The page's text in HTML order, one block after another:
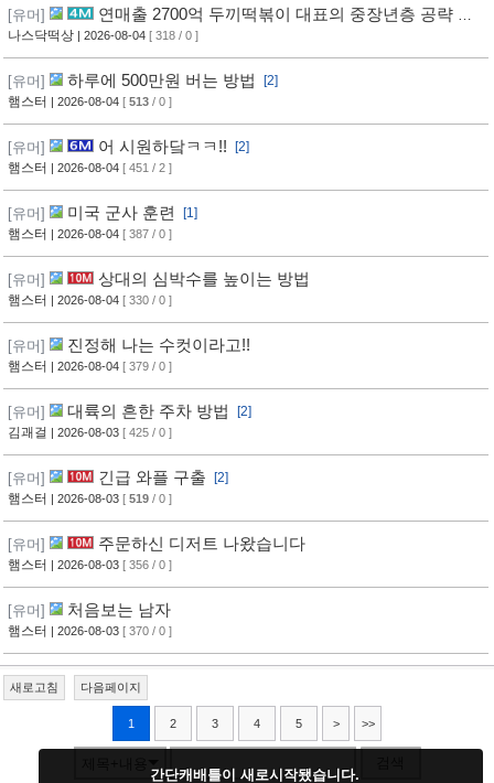
[유머]
연매출 2700억 두끼떡볶이 대표의 중장년층 공략 방
법
나스닥떡상 | 2026-08-04 [ 318 / 0 ]
[유머] 하루에 500만원 버는 방법
[2]
햄스터 | 2026-08-04 [ 513 / 0 ]
[유머] 어 시원하닼ㅋㅋ!! [2]
햄스터 | 2026-08-04 [ 451 / 2 ]
[유머] 미국 군사 훈련
[1]
햄스터 | 2026-08-04 [ 387 / 0 ]
[유머] 상대의 심박수를 높이는 방법
햄스터 | 2026-08-04 [ 330 / 0 ]
[유머] 진정해 나는 수컷이라고!!
햄스터 | 2026-08-04 [ 379 / 0 ]
[유머] 대륙의 흔한 주차 방법
[2]
김괘걸 | 2026-08-03 [ 425 / 0 ]
[유머] 긴급 와플 구출 [2]
햄스터 | 2026-08-03 [ 519 / 0 ]
[유머] 주문하신 디저트 나왔습니다
햄스터 | 2026-08-03 [ 356 / 0 ]
[유머] 처음보는 남자
햄스터 | 2026-08-03 [ 370 / 0 ]
새로고침 다음페이지
1 2 3 4 5 > >>
간단캐배틀이 새로시작됐습니다.